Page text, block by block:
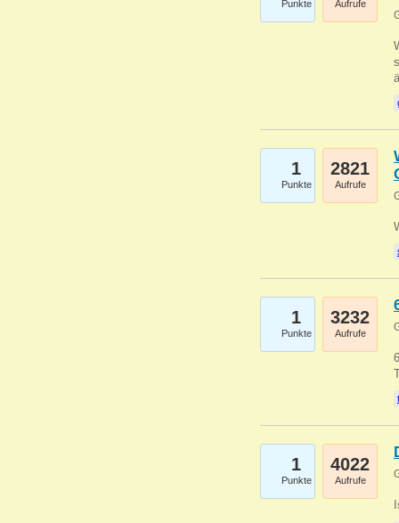
Punkte Aufrufe
1
Punkte
2821
Aufrufe
1
Punkte
3232
Aufrufe
1
Punkte
4022
Aufrufe